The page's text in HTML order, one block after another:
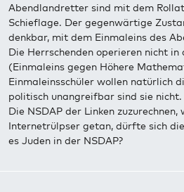
Abendlandretter sind mit dem
Schieflage. Der gegenwärtige
denkbar, mit dem Einmaleins des
Die Herrschenden operieren nicht in
(Einmaleins gegen Höhere
Einmaleinsschüler wollen natürlich
politisch unangreifbar sind sie nicht.
Die NSDAP der Linken
Internetrülpser getan, dürfte sich
es Juden in der NSDAP?